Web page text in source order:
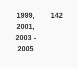
1999,
2001,
2003 -
2005
142